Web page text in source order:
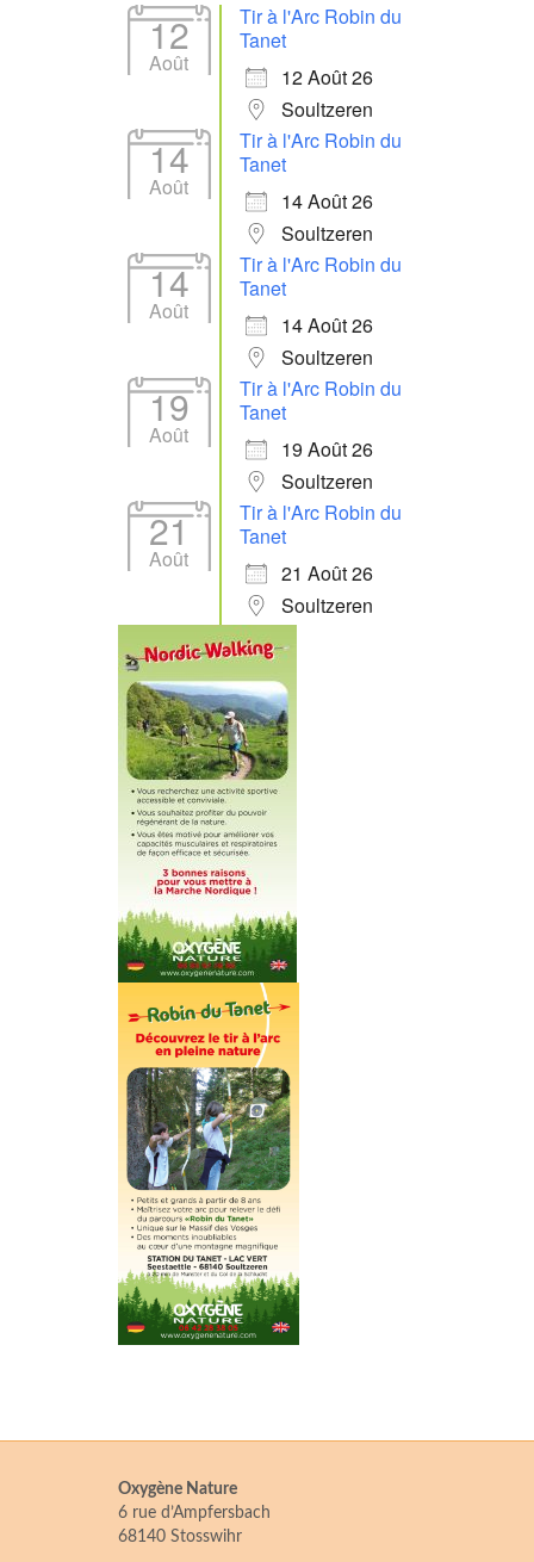
12
Août
Tir à l'Arc Robin du
Tanet
12 Août 26
Soultzeren
14
Août
Tir à l'Arc Robin du
Tanet
14 Août 26
Soultzeren
14
Août
Tir à l'Arc Robin du
Tanet
14 Août 26
Soultzeren
19
Août
Tir à l'Arc Robin du
Tanet
19 Août 26
Soultzeren
21
Août
Tir à l'Arc Robin du
Tanet
21 Août 26
Soultzeren
Oxygène Nature
6 rue d’Ampfersbach
68140 Stosswihr